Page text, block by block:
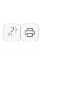
강보합 마감...석유·가스
치 경신…한낮 총수요
동시 공격… 위기 고조
별식으로 여름나기 [뉴
가
가